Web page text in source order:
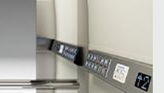
A310